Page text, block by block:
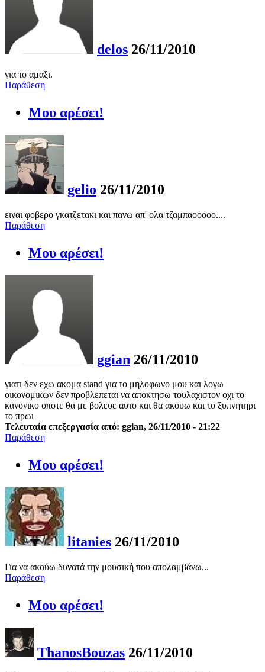
delos 26/11/2010
για το αμαξι.
Παράθεση
Μου αρέσει!
gelio 26/11/2010
ειναι φοβερο γκατζετακι και πανω απ' ολα τζαμπαοοοοο....
Παράθεση
Μου αρέσει!
ggian 26/11/2010
γιατι δεν εχω ακομα stand για το μηλοφωνο μου και λογω
οικονομικων δεν προβλεπεται να αποκτησω τουλαχιστον οχι το
κανονικο οποτε θα με βολευε αυτο και θα ακουω και το ξυπνητηρι
το πρωι
Τελευταία επεξεργασία από: ggian, 26/11/2010 - 21:22
Παράθεση
Μου αρέσει!
litanies 26/11/2010
Για να ακούω δυνατά την μουσική που απολαμβάνω...
Παράθεση
Μου αρέσει!
ThanosBouzas 26/11/2010